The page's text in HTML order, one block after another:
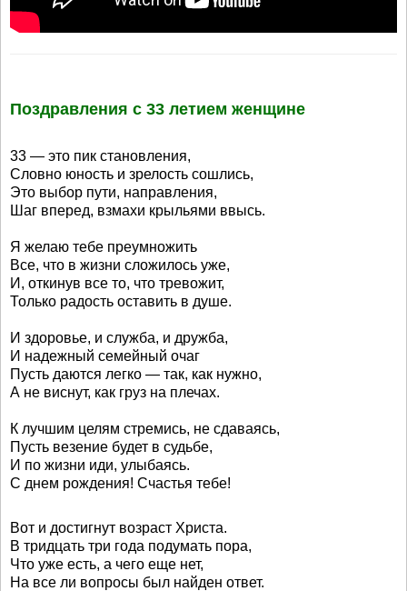
Поздравления с 33 летием женщине
33 — это пик становления,
Словно юность и зрелость сошлись,
Это выбор пути, направления,
Шаг вперед, взмахи крыльями ввысь.
Я желаю тебе преумножить
Все, что в жизни сложилось уже,
И, откинув все то, что тревожит,
Только радость оставить в душе.
И здоровье, и служба, и дружба,
И надежный семейный очаг
Пусть даются легко — так, как нужно,
А не виснут, как груз на плечах.
К лучшим целям стремись, не сдаваясь,
Пусть везение будет в судьбе,
И по жизни иди, улыбаясь.
С днем рождения! Счастья тебе!
Вот и достигнут возраст Христа.
В тридцать три года подумать пора,
Что уже есть, а чего еще нет,
На все ли вопросы был найден ответ.